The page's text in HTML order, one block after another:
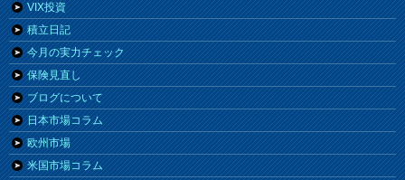
VIX投資
積立日記
今月の実力チェック
保険見直し
ブログについて
日本市場コラム
欧州市場
米国市場コラム